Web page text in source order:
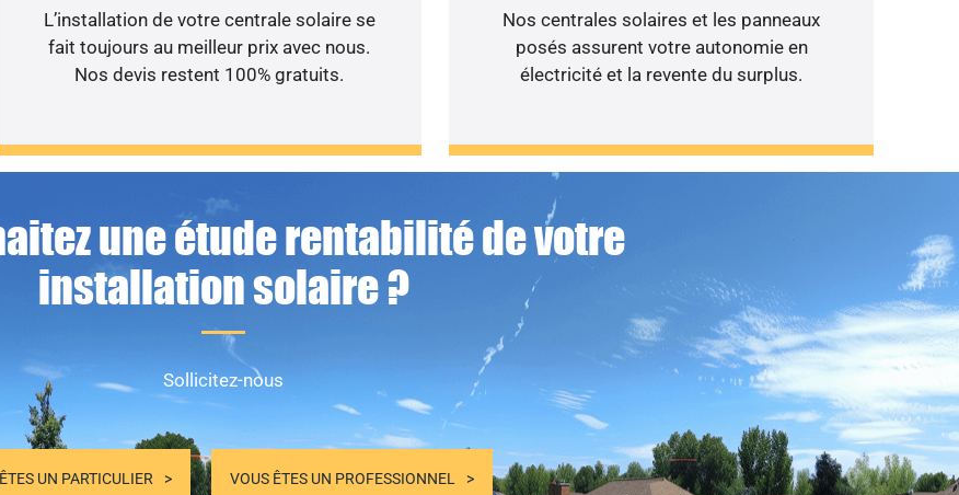
L’installation de votre centrale solaire se
fait toujours au meilleur prix avec nous.
Nos devis restent 100% gratuits.
Nos centrales solaires et les panneaux
posés assurent votre autonomie en
électricité et la revente du surplus.
une étude rentabilité de votre
installation solaire ?
Sollicitez-nous
UN PARTICULIER VOUS ÊTES UN PROFESSIONNEL